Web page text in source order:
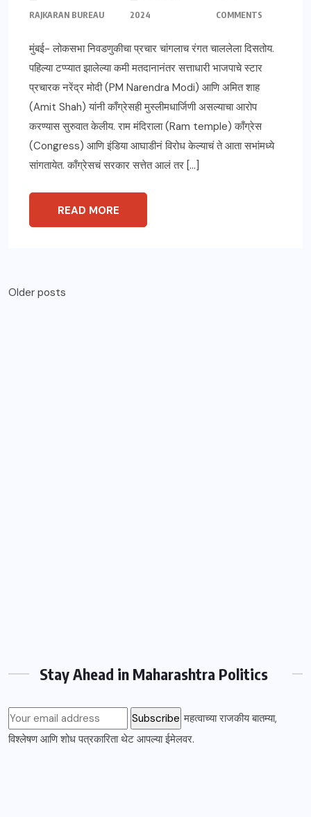
RAJKARAN BUREAU
2024
COMMENTS
मुंबई- लोकसभा निवडणुकीचा प्रचार चांगलाच रंगत चाललेला दिसतोय.
पहिल्या टप्प्यात झालेल्या कमी मतदानानंतर सत्ताधारी भाजपाचे स्टार
प्रचारक नरेंद्र मोदी (PM Narendra Modi) आणि अमित शाह
(Amit Shah) यांनी काँग्रेसही मुस्लीमधार्जिणी असल्याचा आरोप
करण्यास सुरुवात केलीय. राम मंदिराला (Ram temple) काँग्रेस
(Congress) आणि इंडिया आघाडीनं विरोध केल्याचं ते आता सभांमध्ये
सांगतायेत. काँग्रेसचं सरकार सत्तेत आलं तर […]
READ MORE
Older posts
Stay Ahead in Maharashtra Politics
महत्वाच्या राजकीय बातम्या,
विश्लेषण आणि शोध पत्रकारिता थेट आपल्या ईमेलवर.